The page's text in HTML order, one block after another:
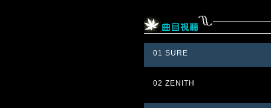
01 SURE
02 ZENITH